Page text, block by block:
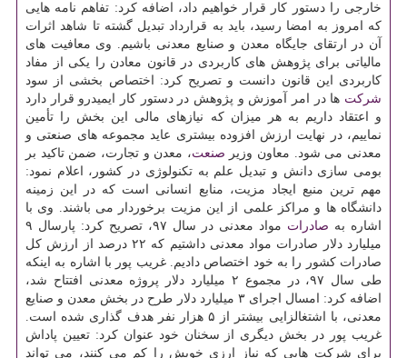
خارجی را دستور كار قرار خواهیم داد، اضافه كرد: تفاهم نامه هایی
كه امروز به امضا رسید، باید به قرارداد تبدیل گشته تا شاهد اثرات
آن در ارتقای جایگاه معدن و صنایع معدنی باشیم. وی معافیت های
مالیاتی برای پژوهش های كاربردی در قانون معادن را یكی از مفاد
كاربردی این قانون دانست و تصریح كرد: اختصاص بخشی از سود
شركت ها در امر آموزش و پژوهش در دستور كار ایمیدرو قرار دارد
و اعتقاد داریم به هر میزان كه نیازهای مالی این بخش را تأمین
نماییم، در نهایت ارزش افزوده بیشتری عاید مجموعه های صنعتی و
معدنی می شود. معاون وزیر صنعت، معدن و تجارت، ضمن تاكید بر
بومی سازی دانش و تبدیل علم به تكنولوژی در كشور، اعلام نمود:
مهم ترین منبع ایجاد مزیت، منابع انسانی است كه در این زمینه
دانشگاه ها و مراكز علمی از این مزیت برخوردار می باشند. وی با
اشاره به صادرات
مواد معدنی در سال ۹۷، تصریح كرد: پارسال ۹
میلیارد دلار صادرات مواد معدنی داشتیم كه ۲۲ درصد از ارزش كل
صادرات كشور را به خود اختصاص دادیم. غریب پور با اشاره به اینكه
طی سال ۹۷، در مجموع ۲ میلیارد دلار پروژه معدنی افتتاح شد،
اضافه كرد: امسال اجرای ۳ میلیارد دلار طرح در بخش معدن و صنایع
معدنی، با اشتغالزایی بیشتر از ۵ هزار نفر هدف گذاری شده است.
غریب پور در بخش دیگری از سخنان خود عنوان كرد: تعیین پاداش
برای شركت هایی كه نیاز ارزی خویش را كم می كنند، می تواند